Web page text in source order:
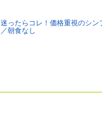
迷ったらコレ！価格重視のシン
／朝食なし